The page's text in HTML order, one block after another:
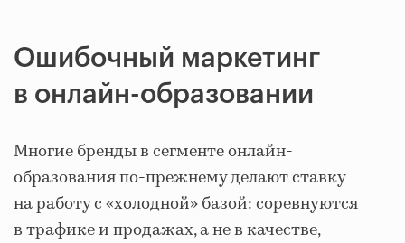
Ошибочный маркетинг
в онлайн-образовании
Многие бренды в сегменте онлайн-
образования по-прежнему делают ставку
на работу с «холодной» базой: соревнуются
в трафике и продажах, а не в качестве,